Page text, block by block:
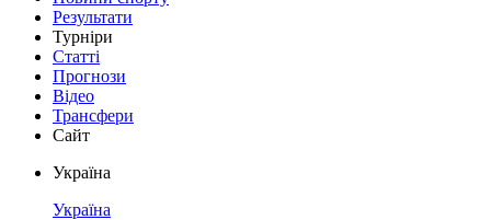
Результати
Турніри
Статті
Прогнози
Відео
Трансфери
Сайт
Україна
Україна